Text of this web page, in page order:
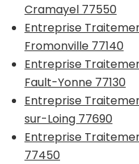
Cramayel 77550
Entreprise
Fromonville 77140
Entreprise
Fault-Yonne 77130
Entreprise
sur-Loing 77690
Entreprise
77450